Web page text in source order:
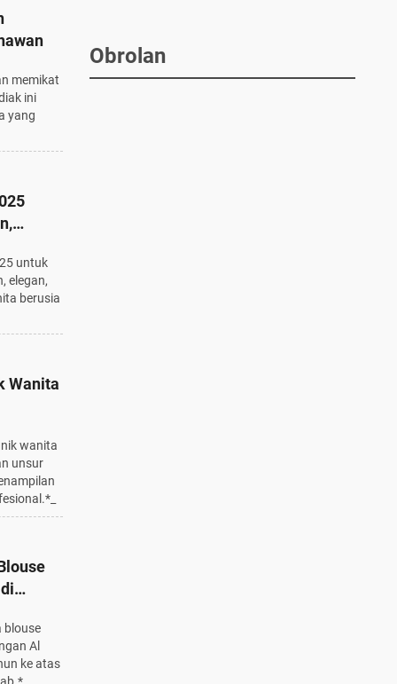
memikat
ini
yang
untuk
elegan,
berusia
Wanita
wanita
unsur
Tahu
blouse
Al
ke atas
Obrolan